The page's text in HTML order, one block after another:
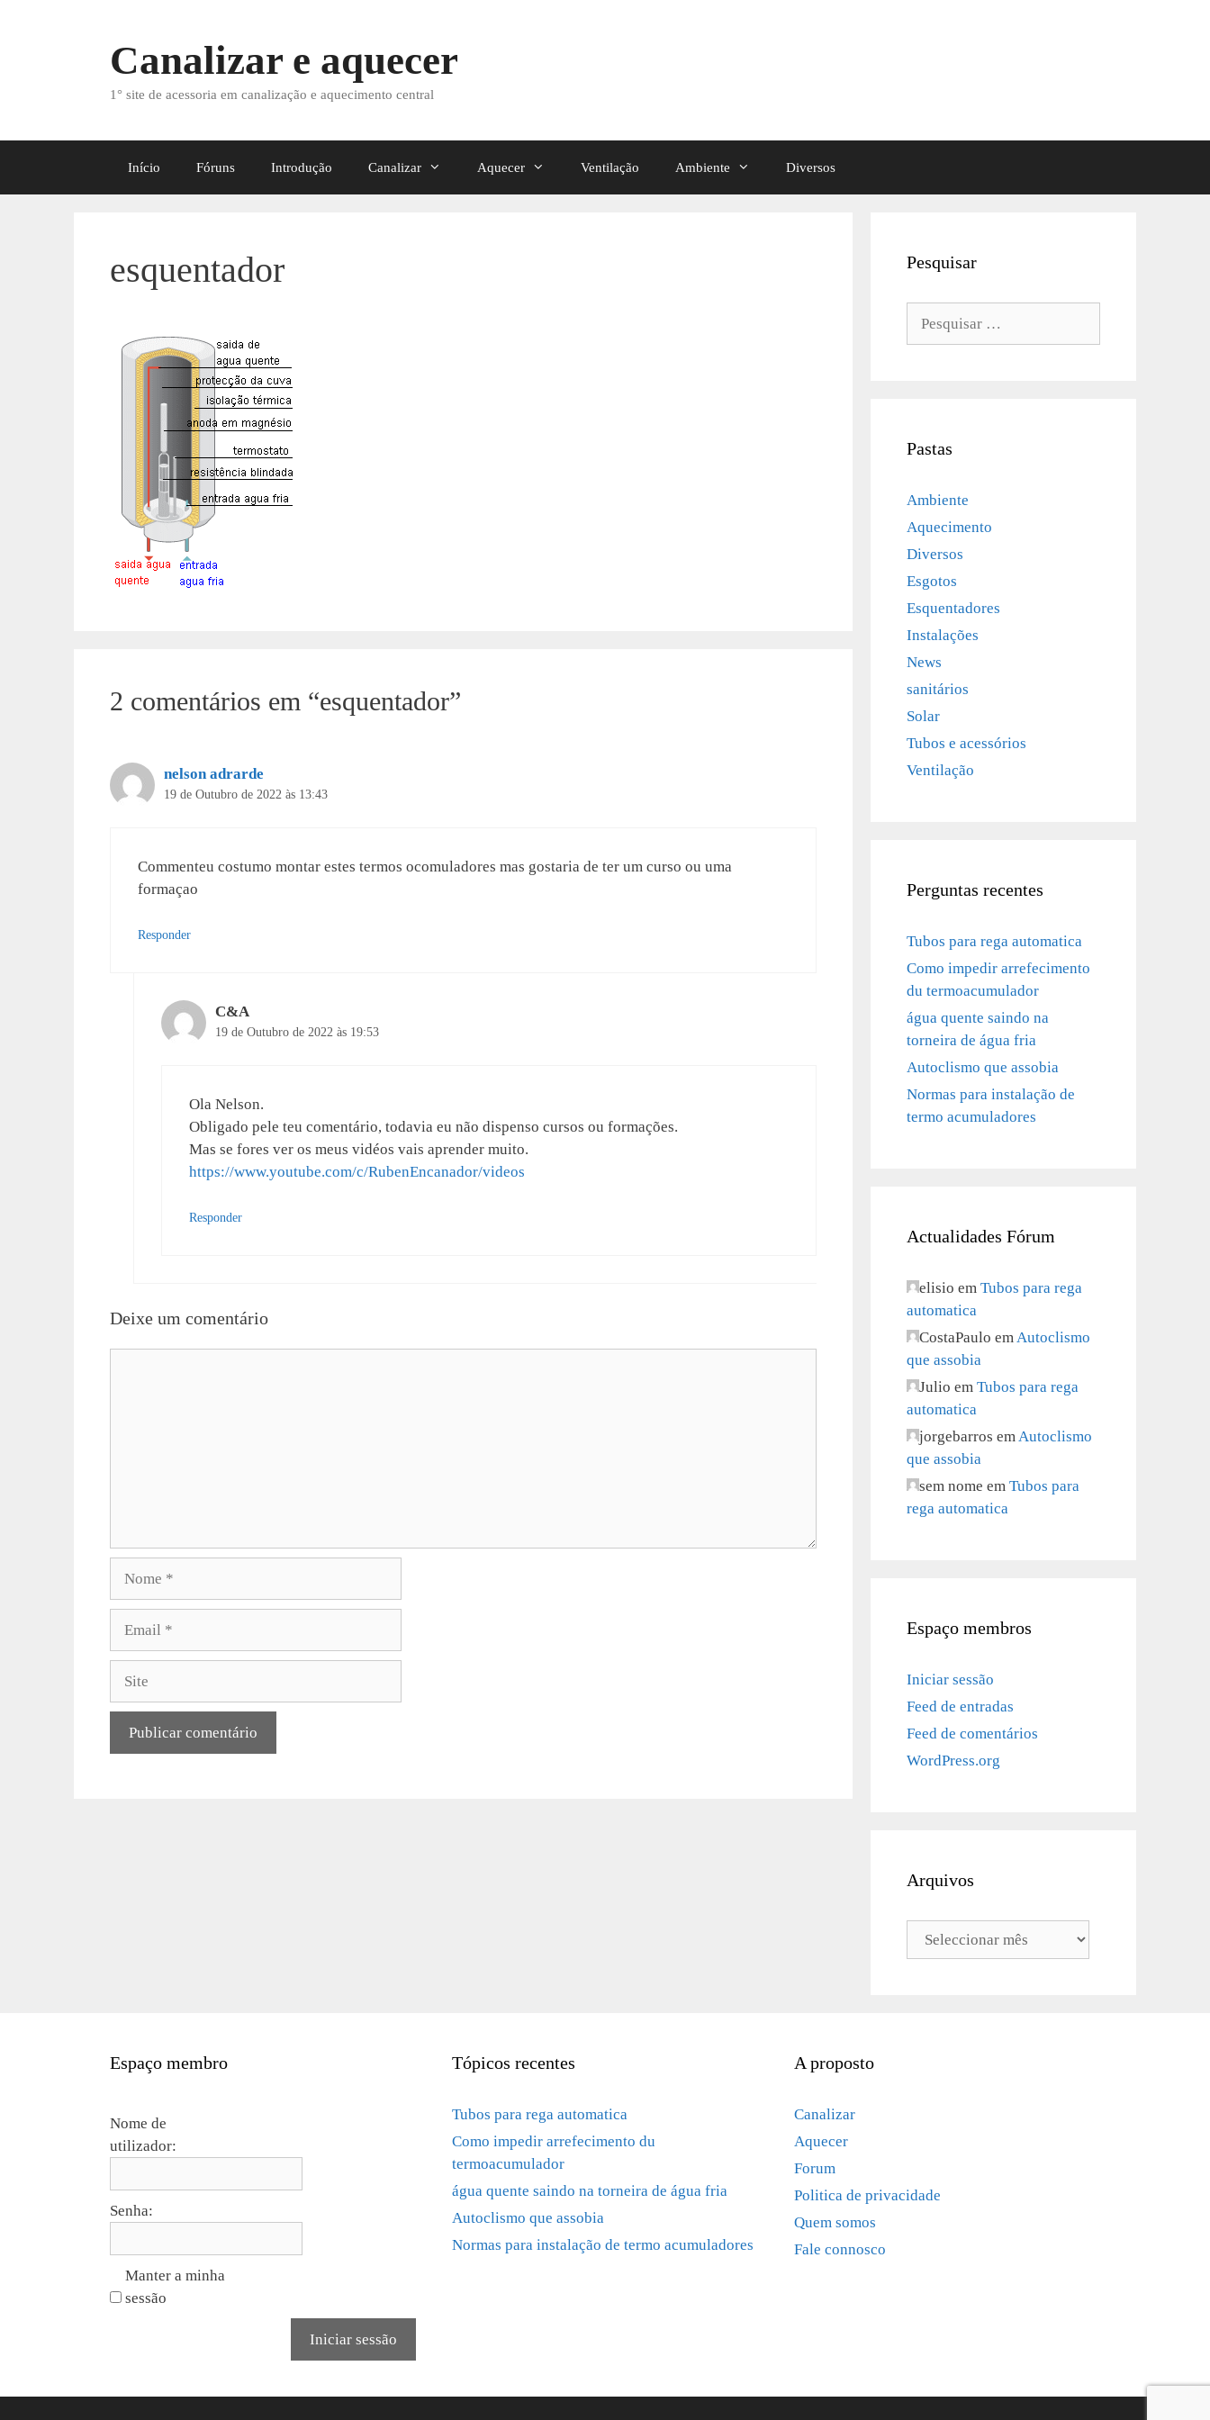
Canalizar e aquecer
1° site de acessoria em canalização e aquecimento central
Início Fóruns Introdução Canalizar Aquecer Ventilação Ambiente Diversos
esquentador
2 comentários em “esquentador”
nelson adrarde
19 de Outubro de 2022 às 13:43
Commenteu costumo montar estes termos ocomuladores mas gostaria de ter um curso ou uma
formaçao
Responder
C&A
19 de Outubro de 2022 às 19:53
Ola Nelson.
Obligado pele teu comentário, todavia eu não dispenso cursos ou formações.
Mas se fores ver os meus vidéos vais aprender muito.
https://www.youtube.com/c/RubenEncanador/videos
Responder
Deixe um comentário
Pesquisar
Pastas
Ambiente
Aquecimento
Diversos
Esgotos
Esquentadores
Instalações
News
sanitários
Solar
Tubos e acessórios
Ventilação
Perguntas recentes
Tubos para rega automatica
Como impedir arrefecimento
du termoacumulador
água quente saindo na
torneira de água fria
Autoclismo que assobia
Normas para instalação de
termo acumuladores
Actualidades Fórum
elisio em Tubos para rega
automatica
CostaPaulo emAutoclismo
que assobia
Julio em Tubos para rega
automatica
jorgebarros emAutoclismo
que assobia
sem nome em Tubos para
rega automatica
Espaço membros
Iniciar sessão
Feed de entradas
Feed de comentários
WordPress.org
Arquivos
Arquivos
Espaço membro
Nome de
utilizador:
Senha:
Manter a minha
sessão
Iniciar sessão
Tópicos recentes
Tubos para rega automatica
Como impedir arrefecimento du
termoacumulador
água quente saindo na torneira de água fria
Autoclismo que assobia
Normas para instalação de termo acumuladores
A proposto
Canalizar
Aquecer
Forum
Politica de privacidade
Quem somos
Fale connosco